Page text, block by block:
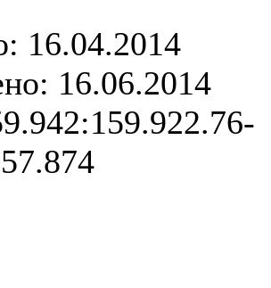
16.04.2014
16.06.2014